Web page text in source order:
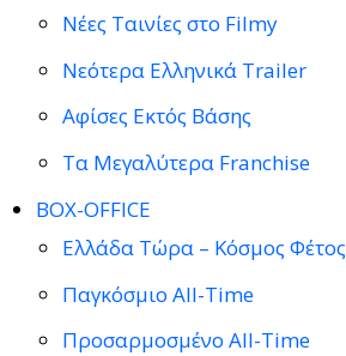
Νέες Ταινίες στο Filmy
Νεότερα Ελληνικά Trailer
Αφίσες Εκτός Βάσης
Τα Μεγαλύτερα Franchise
BOX-OFFICE
Ελλάδα Τώρα – Κόσμος Φέτος
Παγκόσμιο All-Time
Προσαρμοσμένο All-Time